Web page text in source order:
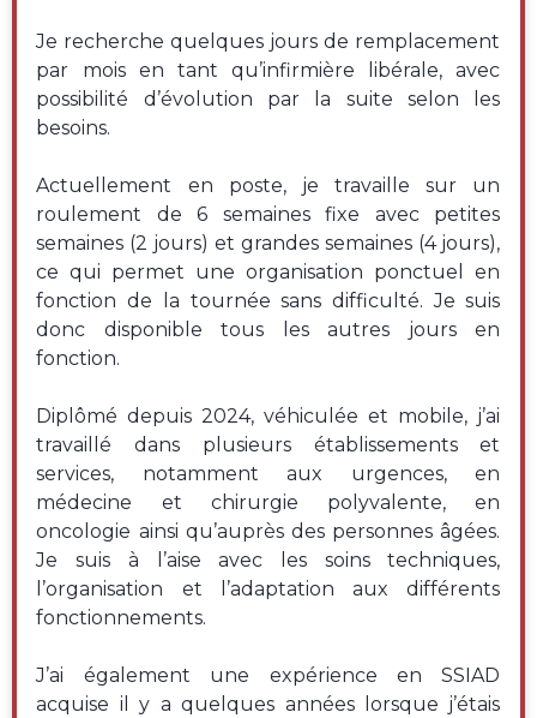
Je recherche quelques jours de remplacement
par mois en tant qu’infirmière libérale, avec
possibilité d’évolution par la suite selon les
besoins.
Actuellement en poste, je travaille sur un
roulement de 6 semaines fixe avec petites
semaines (2 jours) et grandes semaines (4 jours),
ce qui permet une organisation ponctuel en
fonction de la tournée sans difficulté. Je suis
donc disponible tous les autres jours en
fonction.
Diplômé depuis 2024, véhiculée et mobile, j’ai
travaillé dans plusieurs établissements et
services, notamment aux urgences, en
médecine et chirurgie polyvalente, en
oncologie ainsi qu’auprès des personnes âgées.
Je suis à l’aise avec les soins techniques,
l’organisation et l’adaptation aux différents
fonctionnements.
J’ai également une expérience en SSIAD
acquise il y a quelques années lorsque j’étais